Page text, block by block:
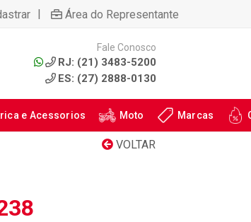
| Área do Representante
Fale Conosco
RJ: (21) 3483-5200
ES: (27) 2888-0130
e Acessorios Moto Marcas
VOLTAR